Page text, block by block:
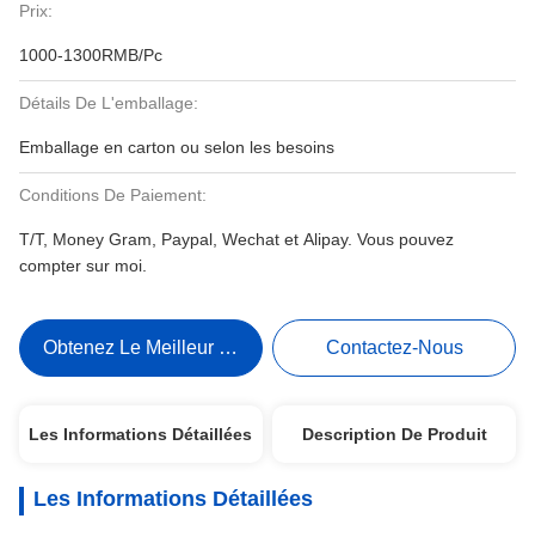
Prix:
1000-1300RMB/Pc
Détails De L'emballage:
Emballage en carton ou selon les besoins
Conditions De Paiement:
T/T, Money Gram, Paypal, Wechat et Alipay. Vous pouvez
compter sur moi.
Obtenez Le Meilleur Prix Contactez-Nous
Les Informations Détaillées Description De Produit
Les Informations Détaillées